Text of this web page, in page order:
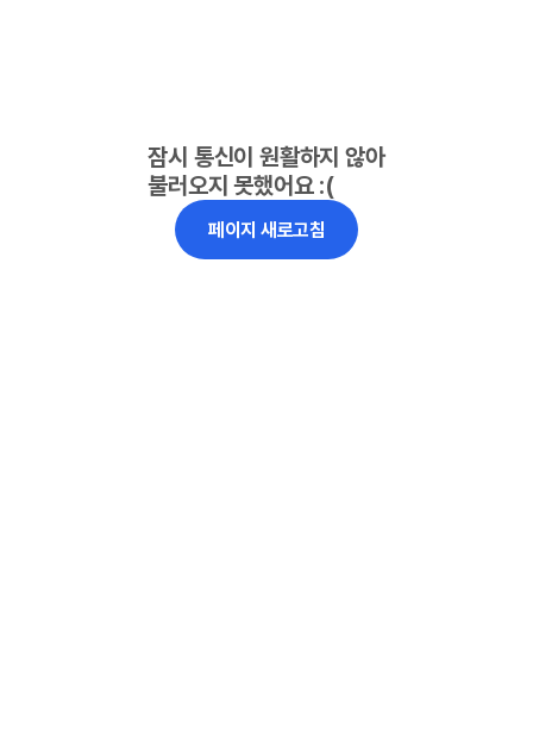
잠시 통신이 원활하지 않아
불러오지 못했어요 :(
페이지 새로고침